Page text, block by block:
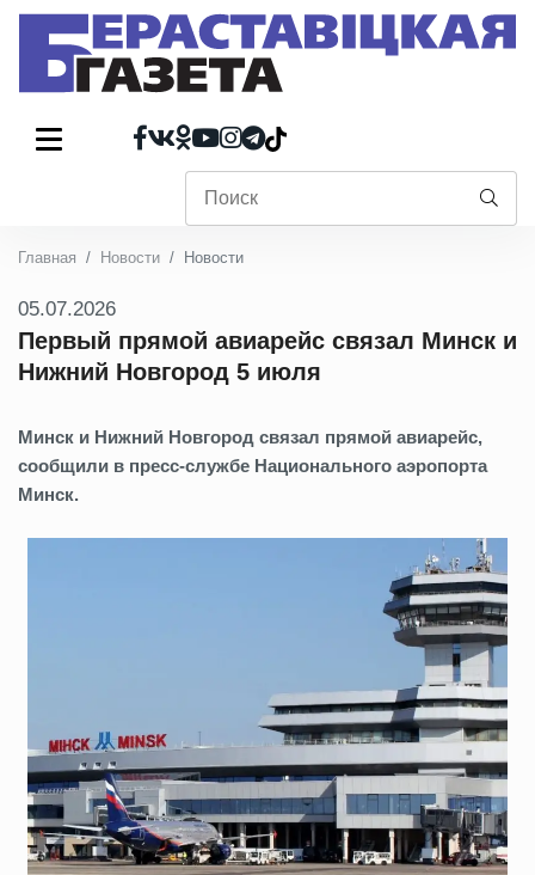
Главная Новости Новости
05.07.2026
Первый прямой авиарейс связал Минск и
Нижний Новгород 5 июля
Минск и Нижний Новгород связал прямой авиарейс,
сообщили в пресс-службе Национального аэропорта
Минск.